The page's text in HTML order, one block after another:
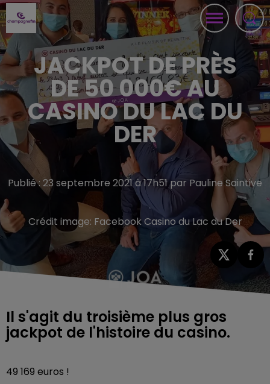
JACKPOT DE PRÈS
DE 50 000€ AU
CASINO DU LAC DU
DER
Publié : 23 septembre 2021 à 17h51 par Pauline Saintive
Crédit image: Facebook Casino du Lac du Der
Il s'agit du troisième plus gros
jackpot de l'histoire du casino.
49 169 euros !